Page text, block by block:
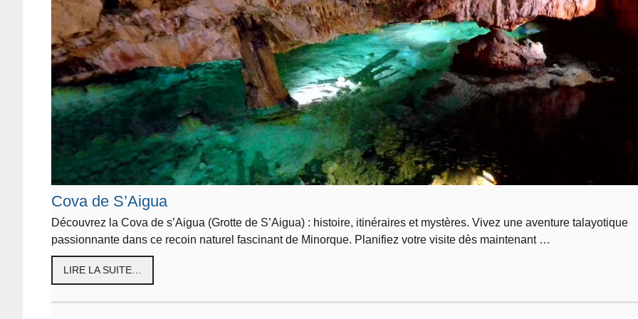
Cova de S’Aigua
Découvrez la Cova de s’Aigua (Grotte de S’Aigua) : histoire, itinéraires et mystères. Vivez une aventure talayotique
passionnante dans ce recoin naturel fascinant de Minorque. Planifiez votre visite dès maintenant …
LIRE LA SUITE…